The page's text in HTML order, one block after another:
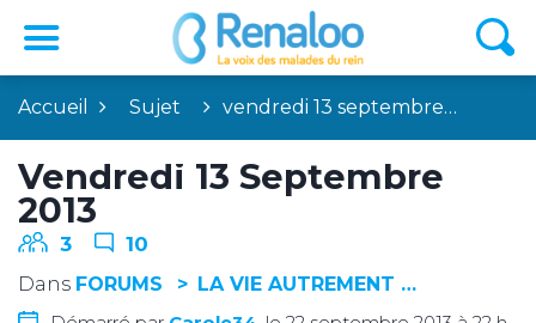
Accueil Sujet vendredi 13 septembre…
Vendredi 13 Septembre
2013
3 10
Dans FORUMS
LA VIE AUTREMENT …